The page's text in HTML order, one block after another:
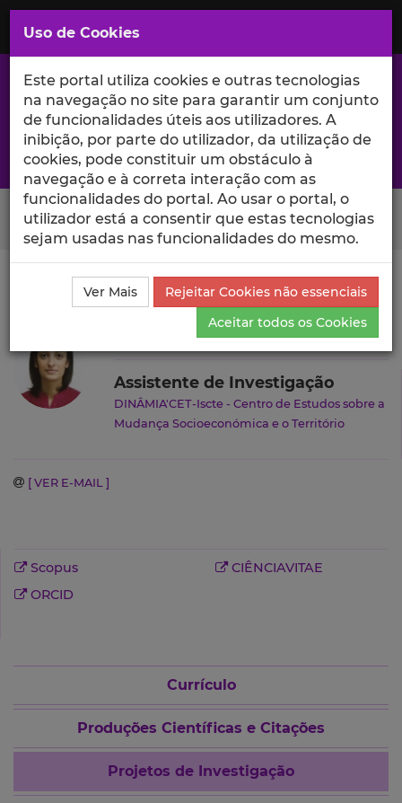
Saltar
para
Conteúdo
Principal
A excelência da investigação e ciência no Iscte
Search Button
Ciência_Iscte Autores Patrícia André
Projetos de
Investigação
Patrícia André
Assistente de Investigação
DINÂMIA'CET-Iscte - Centro de Estudos sobre a
Mudança Socioeconómica e o Território
[ VER E-MAIL ]
Scopus
CIÊNCIAVITAE
ORCID
Currículo
Produções Científicas e Citações
Projetos de Investigação
Uso de Cookies
Este portal utiliza cookies e outras tecnologias
na navegação no site para garantir um conjunto
de funcionalidades úteis aos utilizadores. A
inibição, por parte do utilizador, da utilização de
cookies, pode constituir um obstáculo à
navegação e à correta interação com as
funcionalidades do portal. Ao usar o portal, o
utilizador está a consentir que estas tecnologias
sejam usadas nas funcionalidades do mesmo.
Ver Mais
Rejeitar Cookies não essenciais
Aceitar todos os Cookies